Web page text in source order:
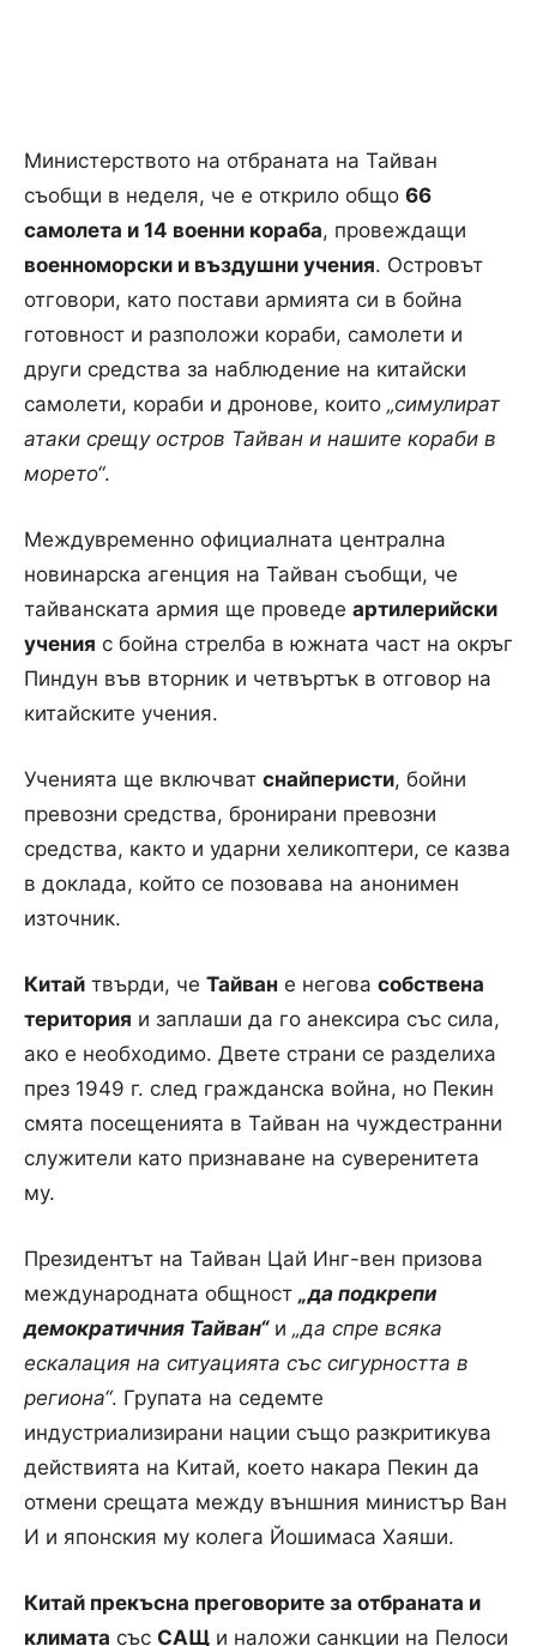
Министерството на отбраната на Тайван
съобщи в неделя, че е открило общо 66
самолета и 14 военни кораба, провеждащи
военноморски и въздушни учения. Островът
отговори, като постави армията си в бойна
готовност и разположи кораби, самолети и
други средства за наблюдение на китайски
самолети, кораби и дронове, които „симулират
атаки срещу остров Тайван и нашите кораби в
морето“.
Междувременно официалната централна
новинарска агенция на Тайван съобщи, че
тайванската армия ще проведе артилерийски
учения с бойна стрелба в южната част на окръг
Пиндун във вторник и четвъртък в отговор на
китайските учения.
Ученията ще включват снайперисти, бойни
превозни средства, бронирани превозни
средства, както и ударни хеликоптери, се казва
в доклада, който се позовава на анонимен
източник.
Китай твърди, че Тайван е негова собствена
територия и заплаши да го анексира със сила,
ако е необходимо. Двете страни се разделиха
през 1949 г. след гражданска война, но Пекин
смята посещенията в Тайван на чуждестранни
служители като признаване на суверенитета
му.
Президентът на Тайван Цай Инг-вен призова
международната общност „да подкрепи
демократичния Тайван“и „да спре всяка
ескалация на ситуацията със сигурността в
региона“. Групата на седемте
индустриализирани нации също разкритикува
действията на Китай, което накара Пекин да
отмени срещата между външния министър Ван
И и японския му колега Йошимаса Хаяши.
Китай прекъсна преговорите за отбраната и
климата със САЩ и наложи санкции на Пелоси